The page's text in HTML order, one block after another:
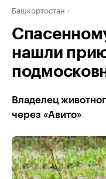
Башкортостан
нашли
Владелец
через «Авито»